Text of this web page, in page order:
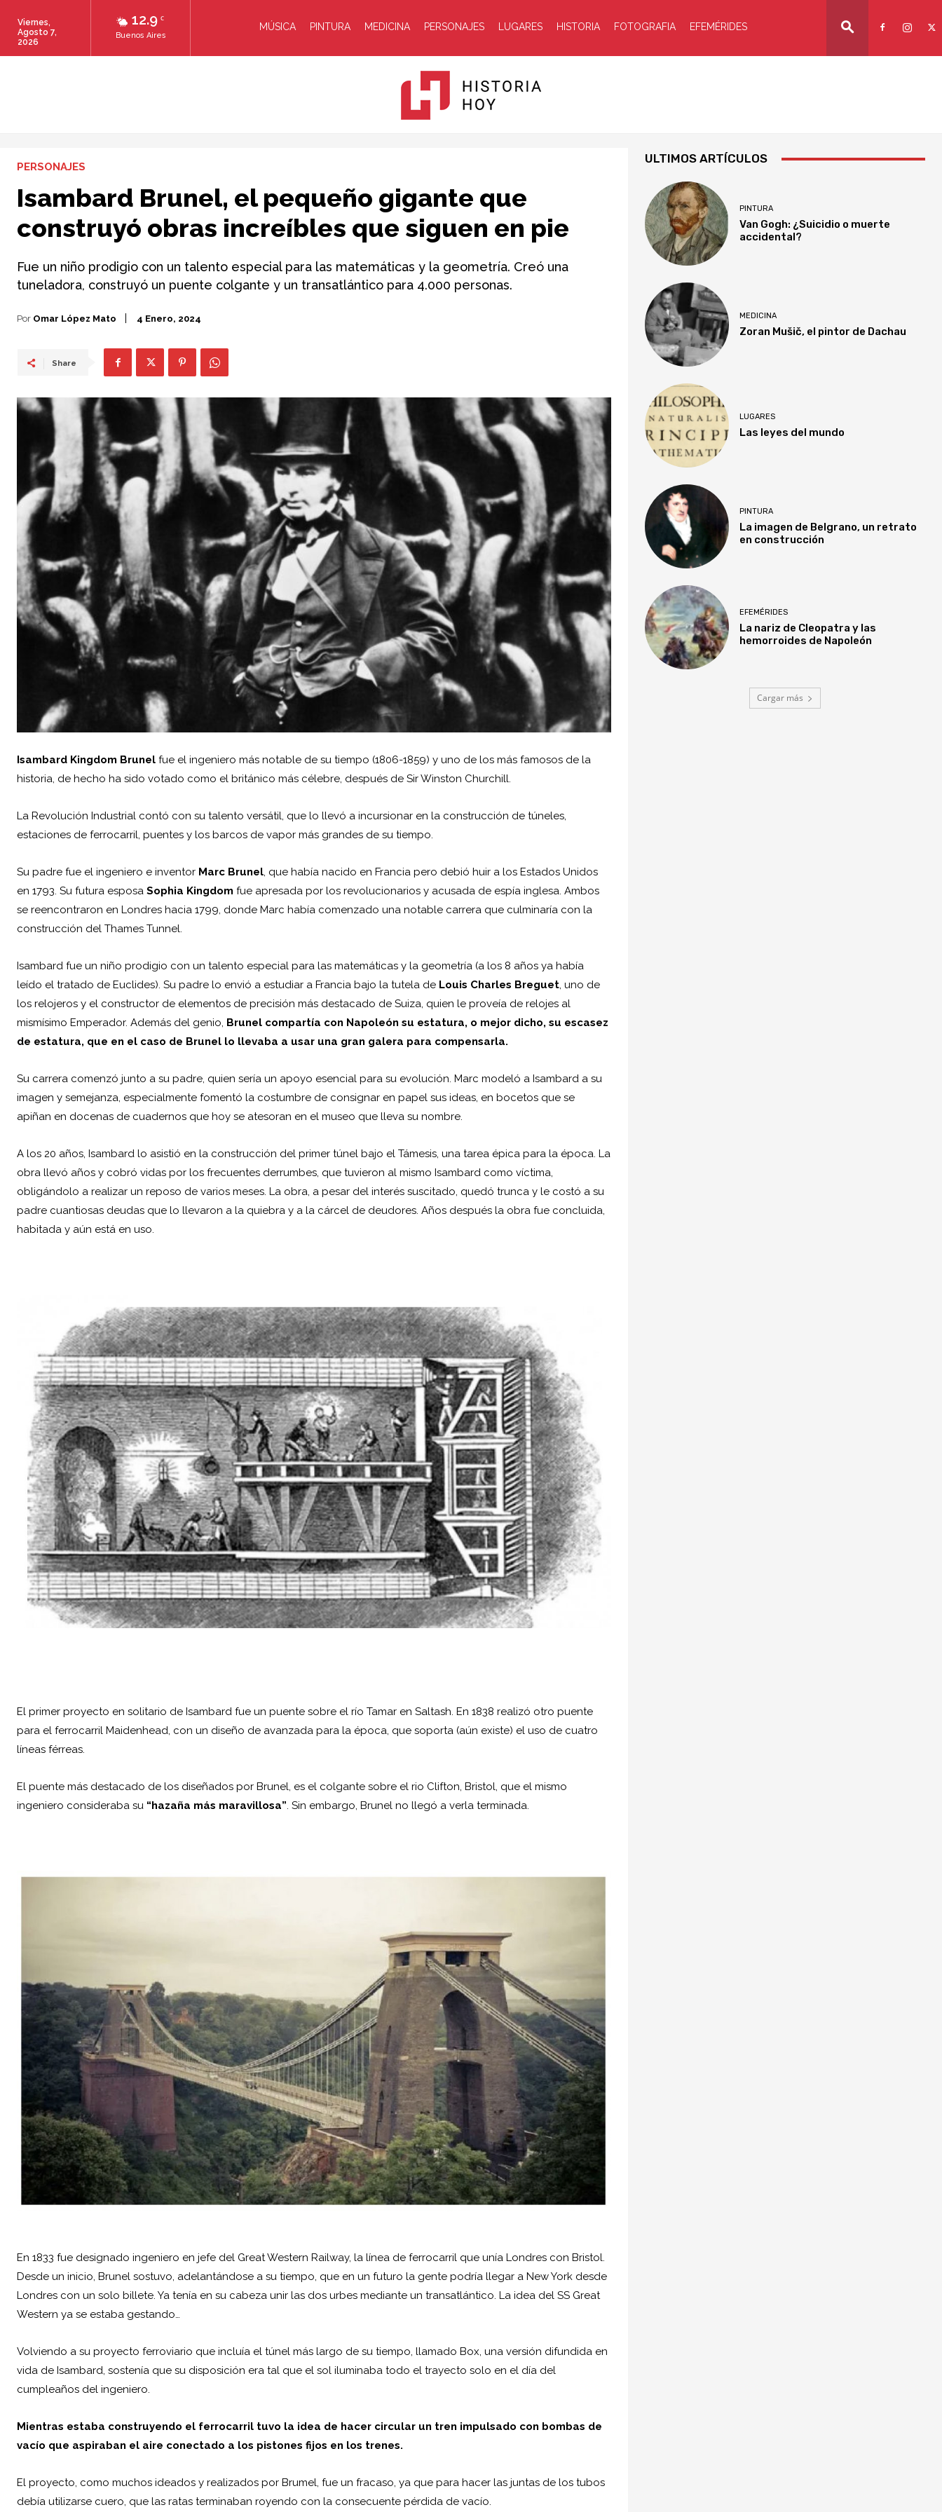
12.9 C
Buenos Aires
Viernes,
Agosto 7,
2026
MÚSICA PINTURA MEDICINA PERSONAJES LUGARES HISTORIA FOTOGRAFIA EFEMÉRIDES
Hoy
PERSONAJES
Isambard Brunel, el pequeño gigante que
construyó obras increíbles que siguen en pie
Fue un niño prodigio con un talento especial para las matemáticas y la geometría. Creó una
tuneladora, construyó un puente colgante y un transatlántico para 4.000 personas.
Por Omar López Mato 4 Enero, 2024
Share
Isambard Kingdom Brunel fue el ingeniero más notable de su tiempo (1806-1859) y uno de los más famosos de la
historia, de hecho ha sido votado como el británico más célebre, después de Sir Winston Churchill.
La Revolución Industrial contó con su talento versátil, que lo llevó a incursionar en la construcción de túneles,
estaciones de ferrocarril, puentes y los barcos de vapor más grandes de su tiempo.
Su padre fue el ingeniero e inventor Marc Brunel, que había nacido en Francia pero debió huir a los Estados Unidos
en 1793. Su futura esposa Sophia Kingdom fue apresada por los revolucionarios y acusada de espía inglesa. Ambos
se reencontraron en Londres hacia 1799, donde Marc había comenzado una notable carrera que culminaría con la
construcción del Thames Tunnel.
Isambard fue un niño prodigio con un talento especial para las matemáticas y la geometría (a los 8 años ya había
leído el tratado de Euclides). Su padre lo envió a estudiar a Francia bajo la tutela de Louis Charles Breguet, uno de
los relojeros y el constructor de elementos de precisión más destacado de Suiza, quien le proveía de relojes al
mismísimo Emperador. Además del genio, Brunel compartía con Napoleón su estatura, o mejor dicho, su escasez
de estatura, que en el caso de Brunel lo llevaba a usar una gran galera para compensarla.
Su carrera comenzó junto a su padre, quien sería un apoyo esencial para su evolución. Marc modeló a Isambard a su
imagen y semejanza, especialmente fomentó la costumbre de consignar en papel sus ideas, en bocetos que se
apiñan en docenas de cuadernos que hoy se atesoran en el museo que lleva su nombre.
A los 20 años, Isambard lo asistió en la construcción del primer túnel bajo el Támesis, una tarea épica para la época. La
obra llevó años y cobró vidas por los frecuentes derrumbes, que tuvieron al mismo Isambard como víctima,
obligándolo a realizar un reposo de varios meses. La obra, a pesar del interés suscitado, quedó trunca y le costó a su
padre cuantiosas deudas que lo llevaron a la quiebra y a la cárcel de deudores. Años después la obra fue concluida,
habitada y aún está en uso.
El primer proyecto en solitario de Isambard fue un puente sobre el río Tamar en Saltash. En 1838 realizó otro puente
para el ferrocarril Maidenhead, con un diseño de avanzada para la época, que soporta (aún existe) el uso de cuatro
líneas férreas.
El puente más destacado de los diseñados por Brunel, es el colgante sobre el rio Clifton, Bristol, que el mismo
ingeniero consideraba su “hazaña más maravillosa”. Sin embargo, Brunel no llegó a verla terminada.
En 1833 fue designado ingeniero en jefe del Great Western Railway, la línea de ferrocarril que unía Londres con Bristol.
Desde un inicio, Brunel sostuvo, adelantándose a su tiempo, que en un futuro la gente podría llegar a New York desde
Londres con un solo billete. Ya tenía en su cabeza unir las dos urbes mediante un transatlántico. La idea del SS Great
Western ya se estaba gestando…
Volviendo a su proyecto ferroviario que incluía el túnel más largo de su tiempo, llamado Box, una versión difundida en
vida de Isambard, sostenía que su disposición era tal que el sol iluminaba todo el trayecto solo en el día del
cumpleaños del ingeniero.
Mientras estaba construyendo el ferrocarril tuvo la idea de hacer circular un tren impulsado con bombas de
vacío que aspiraban el aire conectado a los pistones fijos en los trenes.
El proyecto, como muchos ideados y realizados por Brumel, fue un fracaso, ya que para hacer las juntas de los tubos
debía utilizarse cuero, que las ratas terminaban royendo con la consecuente pérdida de vacío.
ULTIMOS ARTÍCULOS
PINTURA
Van Gogh: ¿Suicidio o muerte
accidental?
MEDICINA
Zoran Mušič, el pintor de Dachau
LUGARES
Las leyes del mundo
PINTURA
La imagen de Belgrano, un retrato
en construcción
EFEMÉRIDES
La nariz de Cleopatra y las
hemorroides de Napoleón
Cargar más